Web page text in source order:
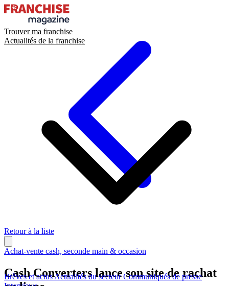
Trouver ma franchise
Actualités de la franchise
Brèves et actusActualités du secteurCommuniqués de presse
Retour à la liste
Achat-vente cash, seconde main & occasion
Cash Converters lance son site de rachat